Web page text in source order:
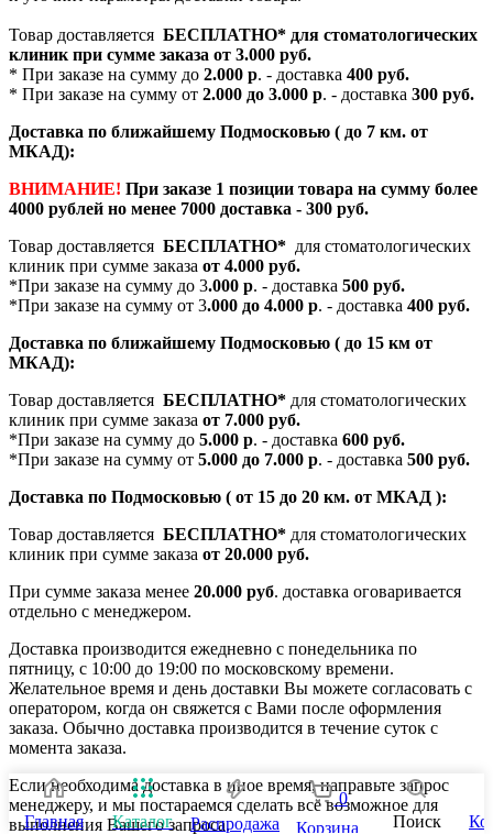
Товар доставляется БЕСПЛАТНО* для стоматологических
клиник при сумме заказа от 3.000 руб.
* При заказе на сумму до 2.000 р. - доставка 400 руб.
* При заказе на сумму от 2.000 до 3.000 р. - доставка 300 руб.
Доставка по ближайшему Подмосковью ( до 7 км. от
МКАД):
ВНИМАНИЕ! При заказе 1 позиции товара на сумму более
4000 рублей но менее 7000 доставка - 300 руб.
Товар доставляется БЕСПЛАТНО* для стоматологических
клиник при сумме заказа от 4.000 руб.
*При заказе на сумму до 3.000 р. - доставка 500 руб.
*При заказе на сумму от 3.000 до 4.000 р. - доставка 400 руб.
Доставка по ближайшему Подмосковью ( до 15 км от
МКАД):
Товар доставляется БЕСПЛАТНО* для стоматологических
клиник при сумме заказа от 7.000 руб.
*При заказе на сумму до 5.000 р. - доставка 600 руб.
*При заказе на сумму от 5.000 до 7.000 р. - доставка 500 руб.
Доставка по Подмосковью ( от 15 до 20 км. от МКАД ):
Товар доставляется БЕСПЛАТНО* для стоматологических
клиник при сумме заказа от 20.000 руб.
При сумме заказа менее 20.000 руб. доставка оговаривается
отдельно с менеджером.
Доставка производится ежедневно с понедельника по
пятницу, с 10:00 до 19:00 по московскому времени.
Желательное время и день доставки Вы можете согласовать с
оператором, когда он свяжется с Вами после оформления
заказа. Обычно доставка производится в течение суток с
момента заказа.
Если необходима доставка в иное время, направьте запрос
менеджеру, и мы постараемся сделать всё возможное для
выполнения Вашего запроса.
Главная Каталог Распродажа
0
Корзина
Поиск